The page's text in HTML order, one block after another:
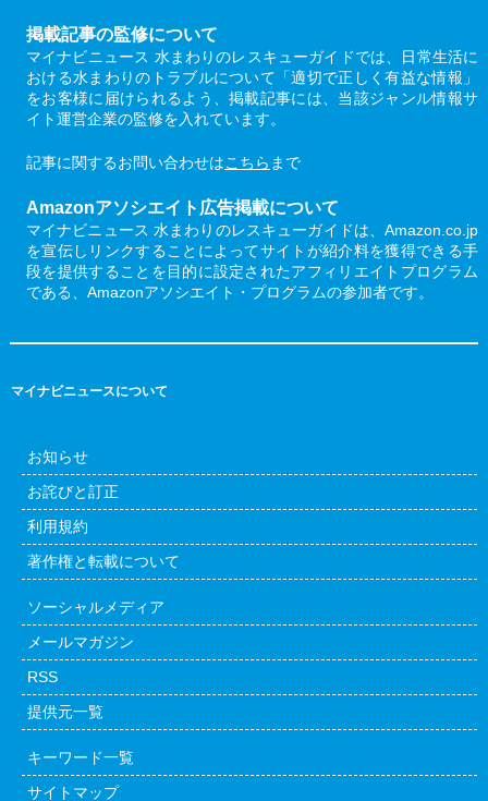
掲載記事の監修について
マイナビニュース 水まわりのレスキューガイドでは、日常生活に
おける水まわりのトラブルについて「適切で正しく有益な情報」
をお客様に届けられるよう、掲載記事には、当該ジャンル情報サ
イト運営企業の監修を入れています。
記事に関するお問い合わせはこちら まで
Amazonアソシエイト広告掲載について
マイナビニュース 水まわりのレスキューガイドは、Amazon.co.jp
を宣伝しリンクすることによってサイトが紹介料を獲得できる手
段を提供することを目的に設定されたアフィリエイトプログラム
である、Amazonアソシエイト・プログラムの参加者です。
マイナビニュースについて
お知らせ
お詫びと訂正
利用規約
著作権と転載について
ソーシャルメディア
メールマガジン
RSS
提供元一覧
キーワード一覧
サイトマップ